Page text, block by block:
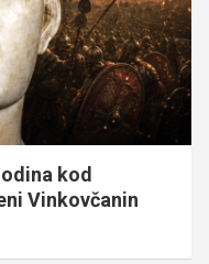
kod
Vinkovčanin